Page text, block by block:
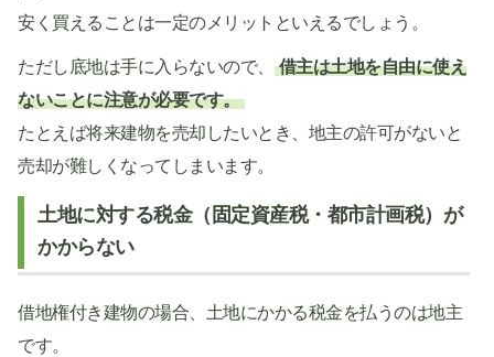
安く買えることは一定のメリットといえるでしょう。
ただし底地は手に入らないので、
借主は土地を自由に使え
ないことに注意が必要です。
たとえば将来建物を売却したいとき、地主の許可がないと
売却が難しくなってしまいます。
土地に対する税金（固定資産税・都市計画税）が
かからない
借地権付き建物の場合、土地にかかる税金を払うのは地主
です。